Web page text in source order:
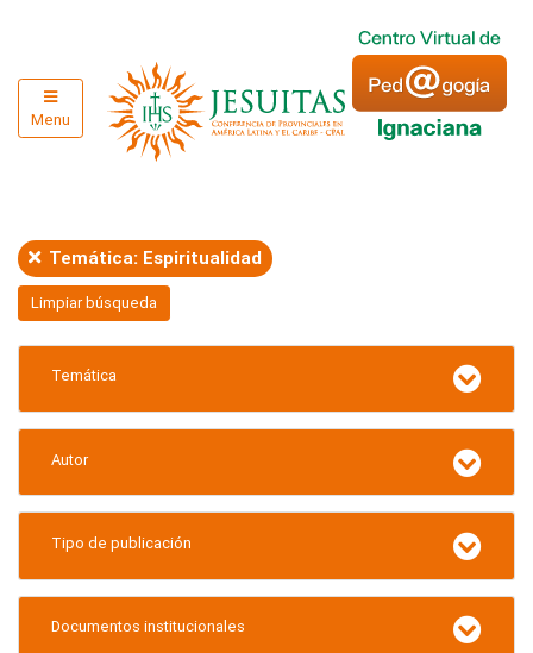
Menu
Temática: Espiritualidad
Limpiar búsqueda
Temática
Autor
Tipo de publicación
Documentos institucionales